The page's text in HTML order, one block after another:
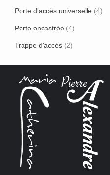
Porte d'accès universelle (4)
Porte encastrée (4)
Trappe d'accès (2)